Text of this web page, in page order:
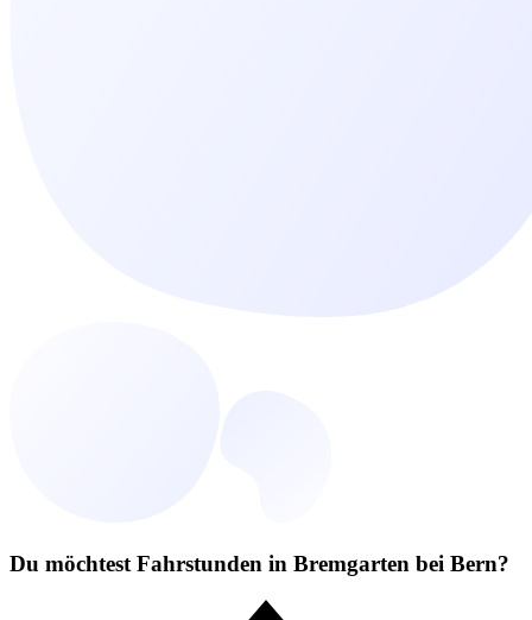
Du möchtest Fahrstunden in Bremgarten bei Bern?